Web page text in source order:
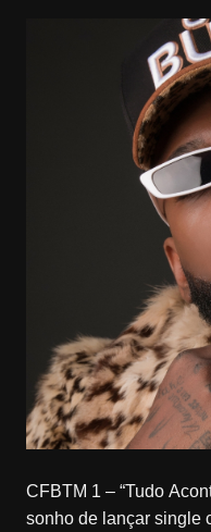
CFBTM 1 – “Tudo Aconteceu”: MC Du Black realiza
sonho de lançar single